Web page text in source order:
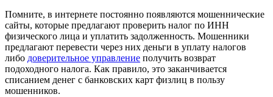
Помните, в интернете постоянно появляются мошеннические
сайты, которые предлагают проверить налог по ИНН
физического лица и уплатить задолженность. Мошенники
предлагают перевести через них деньги в уплату налогов
либо доверительное управление получить возврат
подоходного налога. Как правило, это заканчивается
списанием денег с банковских карт физлиц в пользу
мошенников.